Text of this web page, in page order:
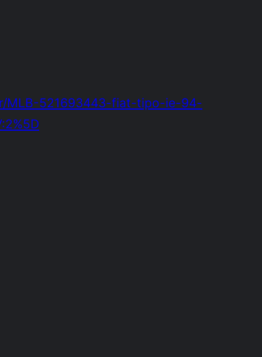
MLB-521693443-fiat-tipo-ie-94-